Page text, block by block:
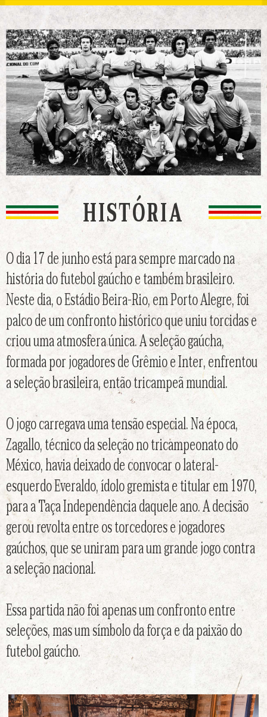
HISTÓRIA
O dia 17 de junho está para sempre marcado na
história do futebol gaúcho e também brasileiro.
Neste dia, o Estádio Beira-Rio, em Porto Alegre, foi
palco de um confronto histórico que uniu torcidas e
criou uma atmosfera única. A seleção gaúcha,
formada por jogadores de Grêmio e Inter, enfrentou
a seleção brasileira, então tricampeã mundial.
O jogo carregava uma tensão especial. Na época,
Zagallo, técnico da seleção no tricampeonato do
México, havia deixado de convocar o lateral-
esquerdo Everaldo, ídolo gremista e titular em 1970,
para a Taça Independência daquele ano. A decisão
gerou revolta entre os torcedores e jogadores
gaúchos, que se uniram para um grande jogo contra
a seleção nacional.
Essa partida não foi apenas um confronto entre
seleções, mas um símbolo da força e da paixão do
futebol gaúcho.